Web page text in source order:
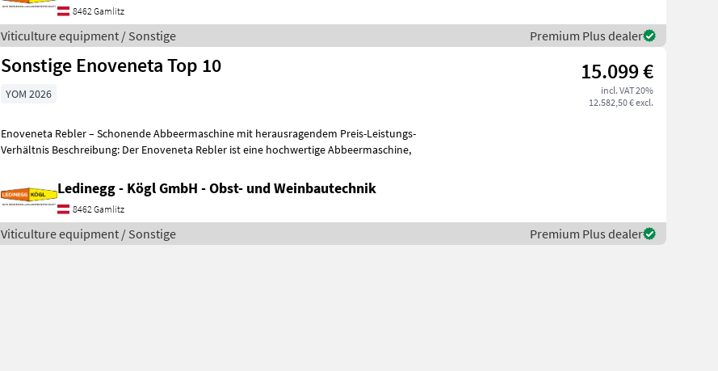
8462 Gamlitz
Viticulture equipment / Sonstige Premium Plus dealer
Sonstige Enoveneta Top 10 15.099 €
incl. VAT 20%
12.582,50 € excl.
YOM 2026
Enoveneta Rebler – Schonende Abbeermaschine mit herausragendem Preis-Leistungs-
Verhältnis Beschreibung: Der Enoveneta Rebler ist eine hochwertige Abbeermaschine,
Ledinegg - Kögl GmbH - Obst- und Weinbautechnik
8462 Gamlitz
Viticulture equipment / Sonstige Premium Plus dealer